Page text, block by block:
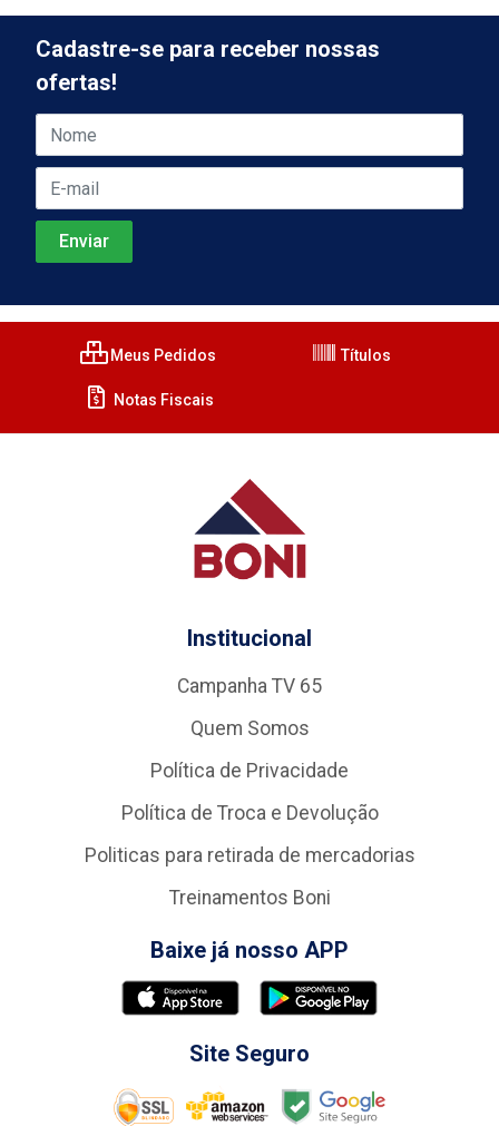
Cadastre-se para receber nossas
ofertas!
Meus Pedidos Títulos
Notas Fiscais
Institucional
Campanha TV 65
Quem Somos
Política de Privacidade
Política de Troca e Devolução
Politicas para retirada de mercadorias
Treinamentos Boni
Baixe já nosso APP
Site Seguro